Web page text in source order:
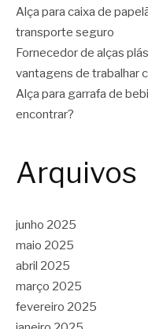
Alça para caixa de
transporte seguro
Fornecedor de alças
vantagens de trabalhar
Alça para garrafa de
encontrar?
Arquivos
junho 2025
maio 2025
abril 2025
março 2025
fevereiro 2025